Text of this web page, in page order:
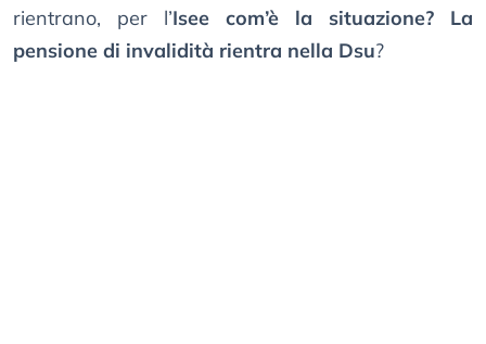
rientrano, per l’Isee com’è la situazione? La
pensione di invalidità rientra nella Dsu?